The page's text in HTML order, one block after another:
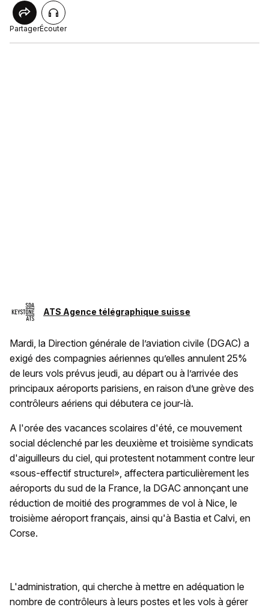
PartagerÉcouter
ATS Agence télégraphique suisse
Mardi, la Direction générale de l’aviation civile (DGAC) a
exigé des compagnies aériennes qu’elles annulent 25%
de leurs vols prévus jeudi, au départ ou à l’arrivée des
principaux aéroports parisiens, en raison d’une grève des
contrôleurs aériens qui débutera ce jour-là.
A l'orée des vacances scolaires d'été, ce mouvement
social déclenché par les deuxième et troisième syndicats
d'aiguilleurs du ciel, qui protestent notamment contre leur
«sous-effectif structurel», affectera particulièrement les
aéroports du sud de la France, la DGAC annonçant une
réduction de moitié des programmes de vol à Nice, le
troisième aéroport français, ainsi qu'à Bastia et Calvi, en
Corse.
L'administration, qui cherche à mettre en adéquation le
nombre de contrôleurs à leurs postes et les vols à gérer